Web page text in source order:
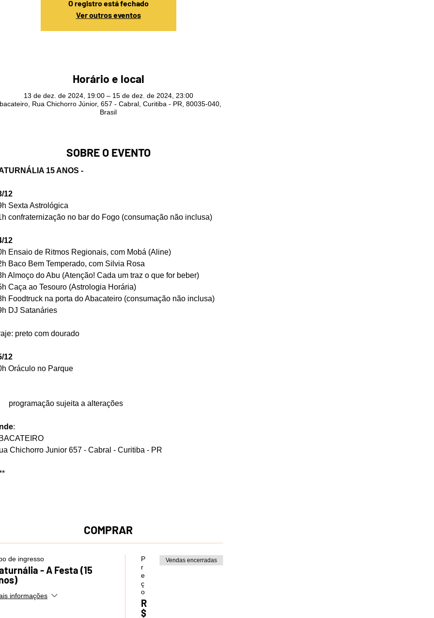
O registro está fechado
Ver outros eventos
Horário e local
13 de dez. de 2024, 19:00 – 15 de dez. de 2024, 23:00
Rua Chichorro Júnior, 657 - Cabral, Curitiba - PR, 80035-040,
Brasil
SOBRE O EVENTO
15 ANOS -
12
Sexta Astrológica
confraternização no bar do Fogo (consumação não inclusa)
12
Ensaio de Ritmos Regionais, com Mobá (Aline)
Baco Bem Temperado, com Silvia Rosa
Almoço do Abu (Atenção! Cada um traz o que for beber)
Caça ao Tesouro (Astrologia Horária)
Foodtruck na porta do Abacateiro (consumação não inclusa)
DJ Satanáries
preto com dourado
12
Oráculo no Parque
programação sujeita a alterações
:
Chichorro Junior 657 - Cabral - Curitiba - PR
COMPRAR
de ingresso
- A Festa (15
informações
P
r
e
ç
o
R
$
Vendas encerradas